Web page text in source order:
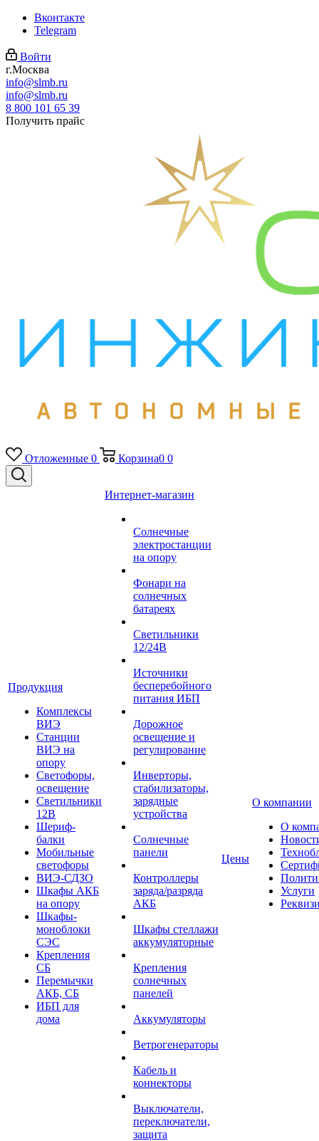
Вконтакте
Telegram
Войти
г.Москва
info@slmb.ru
info@slmb.ru
8 800 101 65 39
Получить прайс
Отложенные 0 Корзина0 0
Продукция
Комплексы
ВИЭ
Станции
ВИЭ на
опору
Светофоры,
освещение
Светильники
12В
Шериф-
балки
Мобильные
светофоры
ВИЭ-СДЗО
Шкафы АКБ
на опору
Шкафы-
моноблоки
СЭС
Крепления
СБ
Перемычки
АКБ, СБ
ИБП для
дома
Интернет-магазин
Солнечные
электростанции
на опору
Фонари на
солнечных
батареях
Светильники
12/24В
Источники
бесперебойного
питания ИБП
Дорожное
освещение и
регулирование
Инверторы,
стабилизаторы,
зарядные
устройства
Солнечные
панели
Контроллеры
заряда/разряда
АКБ
Шкафы стеллажи
аккумуляторные
Крепления
солнечных
панелей
Аккумуляторы
Ветрогенераторы
Кабель и
коннекторы
Выключатели,
переключатели,
защита
Цены
О компании
О
Услуги